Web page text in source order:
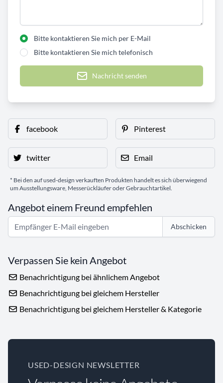
Bitte kontaktieren Sie mich per E-Mail
Bitte kontaktieren Sie mich telefonisch
Nachricht senden
facebook Pinterest
twitter Email
* Bei den auf used-design verkauften Produkten handelt es sich überwiegend
um Ausstellungsware, Messerückläufer oder Gebrauchtartikel.
Angebot einem Freund empfehlen
Abschicken
Verpassen Sie kein Angebot
Benachrichtigung bei ähnlichem Angebot
Benachrichtigung bei gleichem Hersteller
Benachrichtigung bei gleichem Hersteller & Kategorie
USED-DESIGN NEWSLETTER